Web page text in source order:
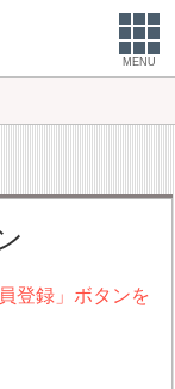
MENU
登録」ボタンを